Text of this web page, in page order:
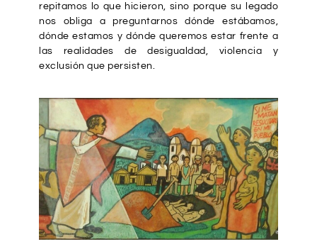
repitamos lo que hicieron, sino porque su legado
nos obliga a preguntarnos dónde estábamos,
dónde estamos y dónde queremos estar frente a
las realidades de desigualdad, violencia y
exclusión que persisten.